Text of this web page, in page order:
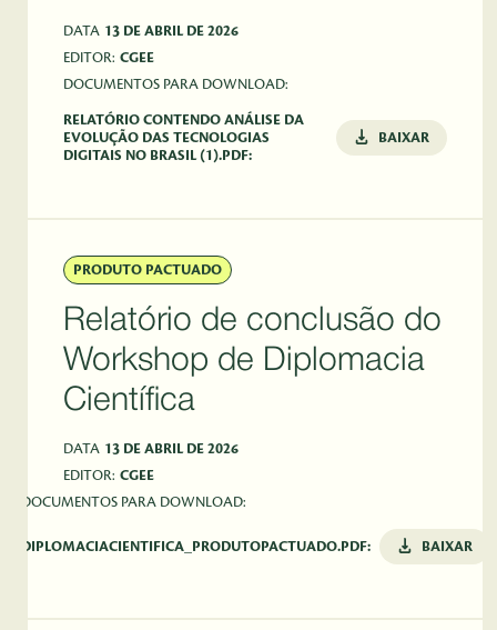
DATA 13 DE ABRIL DE 2026
EDITOR: CGEE
DOCUMENTOS PARA DOWNLOAD:
RELATÓRIO CONTENDO ANÁLISE DA
EVOLUÇÃO DAS TECNOLOGIAS
DIGITAIS NO BRASIL (1).PDF:
BAIXAR
PRODUTO PACTUADO
Relatório de conclusão do
Workshop de Diplomacia
Científica
DATA 13 DE ABRIL DE 2026
EDITOR: CGEE
DOCUMENTOS PARA DOWNLOAD:
DIPLOMACIACIENTIFICA_PRODUTOPACTUADO.PDF: BAIXAR